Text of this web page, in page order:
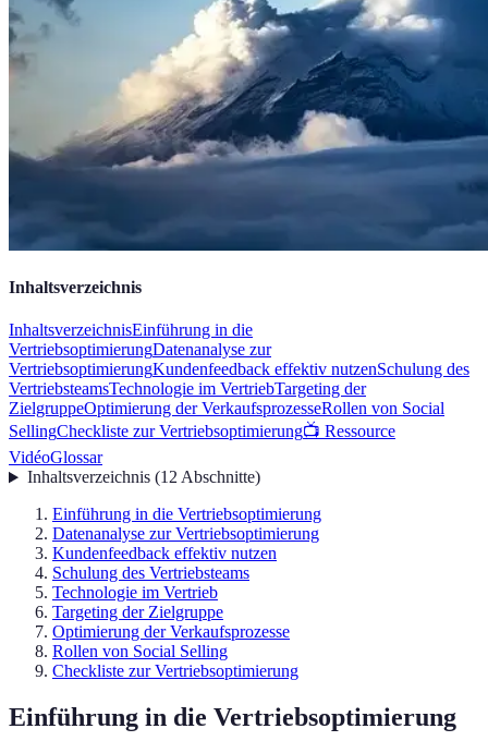
Inhaltsverzeichnis
InhaltsverzeichnisEinführung in die
VertriebsoptimierungDatenanalyse zur
VertriebsoptimierungKundenfeedback effektiv nutzenSchulung des
VertriebsteamsTechnologie im VertriebTargeting der
ZielgruppeOptimierung der VerkaufsprozesseRollen von Social
SellingCheckliste zur Vertriebsoptimierung📺 Ressource
VidéoGlossar
Inhaltsverzeichnis(12Abschnitte)
Einführung in die Vertriebsoptimierung
Datenanalyse zur Vertriebsoptimierung
Kundenfeedback effektiv nutzen
Schulung des Vertriebsteams
Technologie im Vertrieb
Targeting der Zielgruppe
Optimierung der Verkaufsprozesse
Rollen von Social Selling
Checkliste zur Vertriebsoptimierung
Einführung in die Vertriebsoptimierung